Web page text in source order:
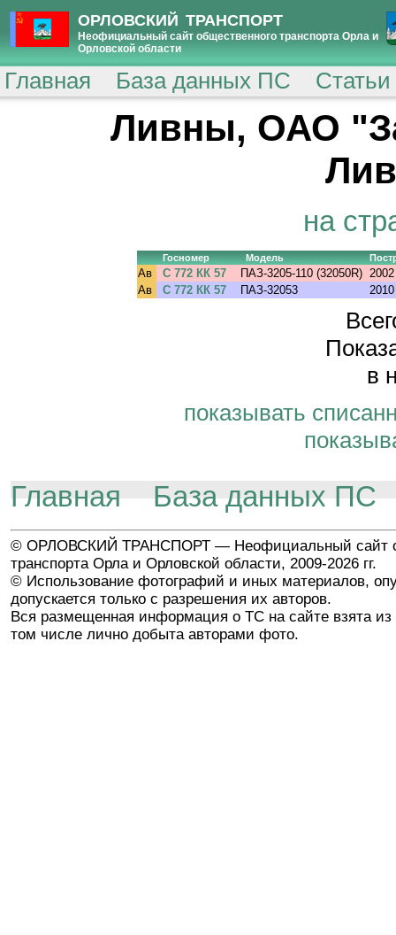
ОРЛОВСКИЙ ТРАНСПОРТ
Неофициальный сайт общественного транспорта Орла и
Орловской области
Главная База данных ПС
Ливны, ОАО
на
Госномер Модель
Ав С 772 КК 57 ПАЗ-3205-110 (32050R) 2002
Ав
С 772 КК 57 ПАЗ-32053 2010
в
показывать
Главная База данных ПС
© ОРЛОВСКИЙ ТРАНСПОРТ — Неофициальный сайт
транспорта Орла и Орловской области, 2009-2026 гг.
© Использование фотографий и иных материалов,
допускается только с разрешения их авторов.
Вся размещенная информация о ТС на сайте взята из
том числе лично добыта авторами фото.